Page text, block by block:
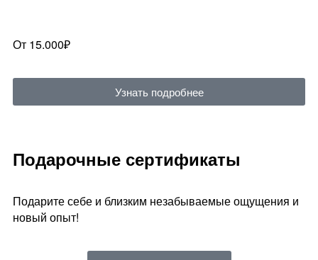
От 15.000₽
Узнать подробнее
Подарочные сертификаты
Подарите себе и близким незабываемые ощущения и
новый опыт!